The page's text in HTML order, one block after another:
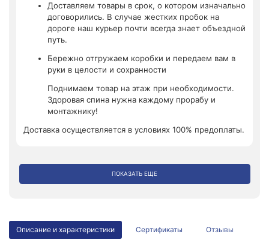
Доставляем товары в срок, о котором изначально
договорились. В случае жестких пробок на
дороге наш курьер почти всегда знает объездной
путь.
Бережно отгружаем коробки и передаем вам в
руки в целости и сохранности
Поднимаем товар на этаж при необходимости.
Здоровая спина нужна каждому прорабу и
монтажнику!
Доставка осуществляется в условиях 100% предоплаты.
ПОКАЗАТЬ ЕЩЕ
Описание и характеристики Сертификаты Отзывы